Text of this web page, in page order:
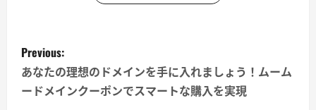
P
o
Previous:
あなたの理想のドメインを手に入れましょう！ムーム
ードメインクーポンでスマートな購入を実現